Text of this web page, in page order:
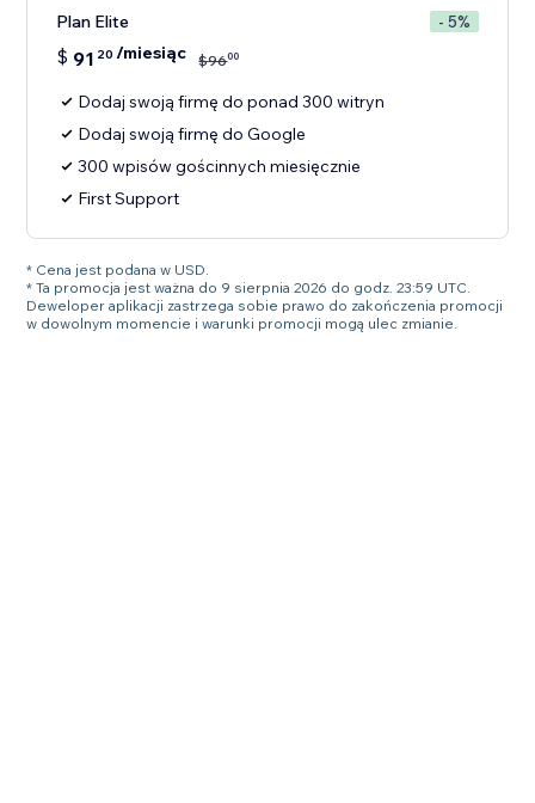
Plan Elite - 5%
$ 91 20 /miesiąc $9600
Dodaj swoją firmę do ponad 300 witryn
Dodaj swoją firmę do Google
300 wpisów gościnnych miesięcznie
First Support
* Cena jest podana w USD.
* Ta promocja jest ważna do 9 sierpnia 2026 do godz. 23:59 UTC.
Deweloper aplikacji zastrzega sobie prawo do zakończenia promocji
w dowolnym momencie i warunki promocji mogą ulec zmianie.